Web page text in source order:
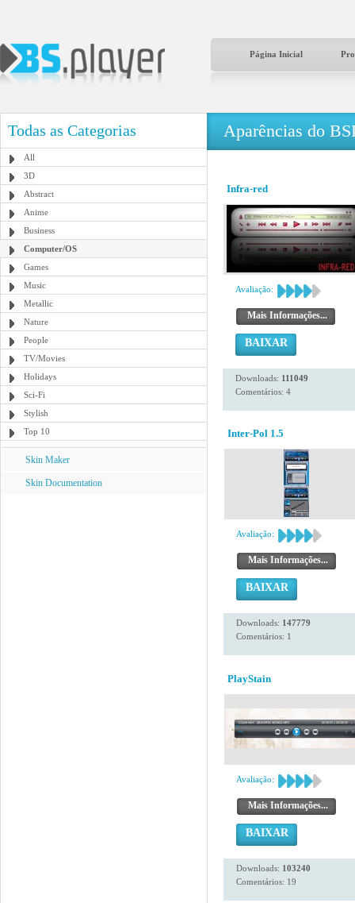
Página Inicial
Todas as Categorias
All
3D
Abstract
Anime
Business
Computer/OS
Games
Music
Metallic
Nature
People
TV/Movies
Holidays
Sci-Fi
Stylish
Top 10
Skin Maker
Skin Documentation
Aparências do
Infra-red
Avaliação:
Mais Informações...
BAIXAR
Downloads: 111049
Comentários: 4
Inter-Pol 1.5
Avaliação:
Mais Informações...
BAIXAR
Downloads: 147779
Comentários: 1
PlayStain
Avaliação:
Mais Informações...
BAIXAR
Downloads: 103240
Comentários: 19